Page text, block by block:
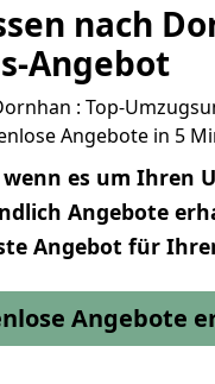
nach
Angebot
: Top-
Angebote in 5
es um Ihren
Angebote
Angebot für
Angebote